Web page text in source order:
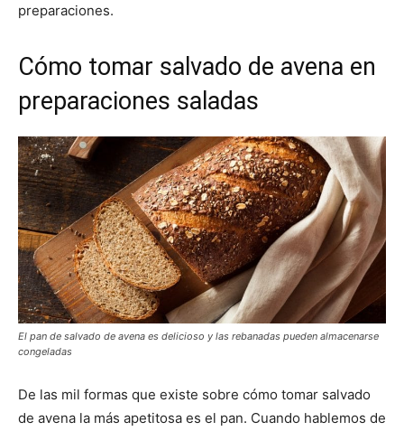
preparaciones.
Cómo tomar salvado de avena en
preparaciones saladas
El pan de salvado de avena es delicioso y las rebanadas pueden almacenarse
congeladas
De las mil formas que existe sobre cómo tomar salvado
de avena la más apetitosa es el pan. Cuando hablemos de